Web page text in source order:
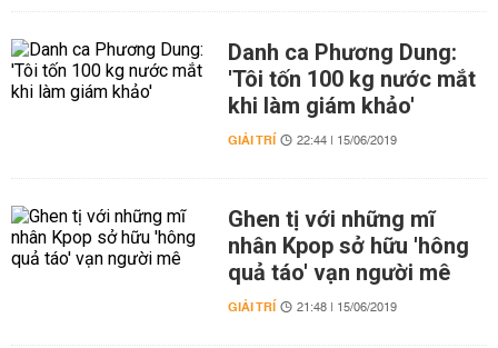
Danh ca Phương Dung:
'Tôi tốn 100 kg nước mắt
khi làm giám khảo'
GIẢI TRÍ 22:44 | 15/06/2019
Ghen tị với những mĩ
nhân Kpop sở hữu 'hông
quả táo' vạn người mê
GIẢI TRÍ 21:48 | 15/06/2019